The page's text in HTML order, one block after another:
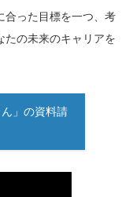
合った目標を一つ、考
たの未来のキャリアを
」の資料請